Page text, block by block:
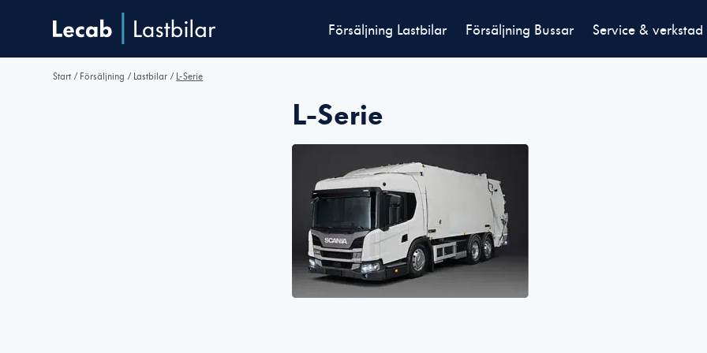
Försäljning Lastbilar Försäljning Bussar Service & verkstad
Start / Försäljning / Lastbilar / L-Serie
L-Serie